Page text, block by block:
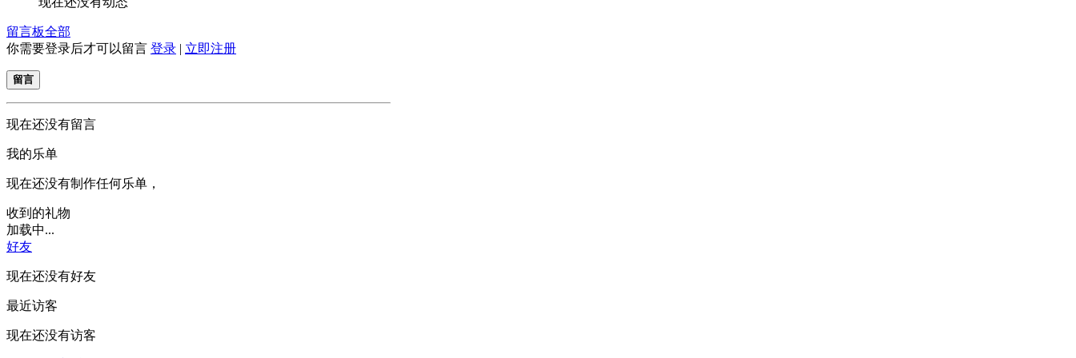
留言板全部
你需要登录后才可以留言 登录 | 立即注册
留言
现在还没有留言
我的乐单
现在还没有制作任何乐单，
收到的礼物
加载中...
好友
现在还没有好友
最近访客
现在还没有访客